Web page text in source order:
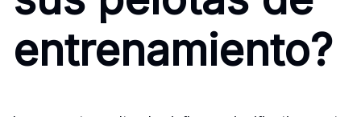
entrenamiento?